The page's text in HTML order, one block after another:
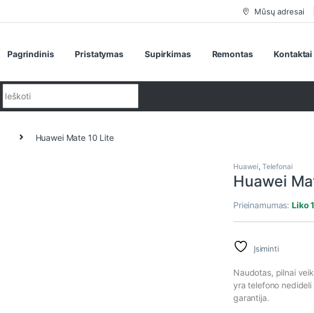
Mūsų adresai
Pagrindinis Pristatymas Supirkimas Remontas Kontaktai
Huawei Mate 10 Lite
Huawei, Telefonai
Huawei
Prieinamumas:Liko
Įsiminti
Naudotas, pilnai
yra telefono
garantija.